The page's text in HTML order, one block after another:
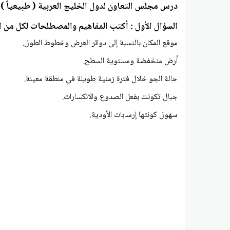
درس مجلس التعاون لدول الخليج العربية ( طبيعياً
السؤال الأول : أكتب المفاهيم والمصطلحات لكل من
موقع المكان بالنسبة إلى دوائر العرض وخطوط الطول.
أرض منخفضة ومستوية السطح.
حالة الجو خلال فترة زمنية طويلة في منطقة معينة.
جبال تكونت بفعل الصدوع والانكسارات.
سهول كونتها إرسابات الأودية.